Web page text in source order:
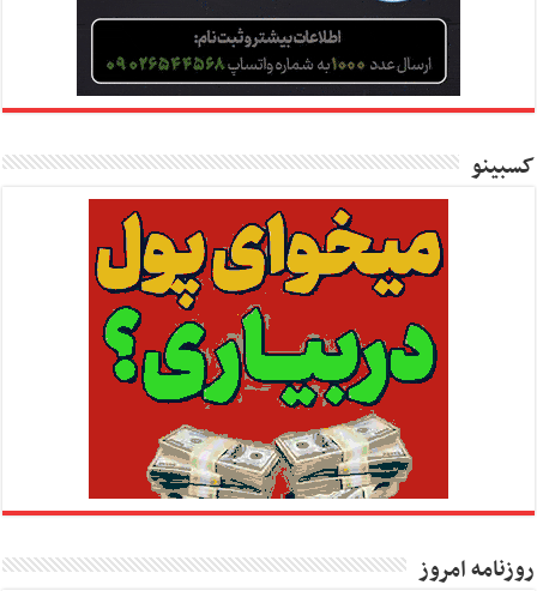
کسبینو
روزنامه امروز